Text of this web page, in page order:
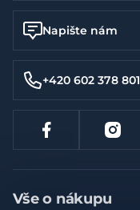
Napište nám
+420 602 378 801
Vše o nákupu